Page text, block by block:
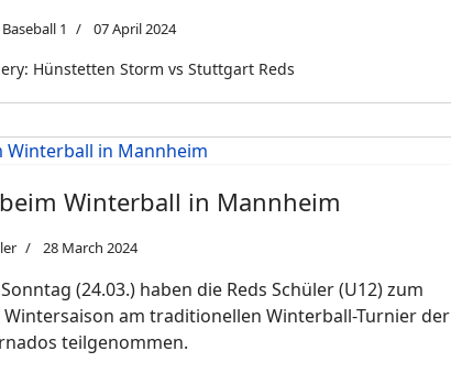
1 07 April 2024
Hünstetten Storm vs Stuttgart Reds
Winterball in Mannheim
28 March 2024
(24.03.) haben die Reds Schüler (U12) zum
Wintersaison am traditionellen Winterball-Turnier der
teilgenommen.